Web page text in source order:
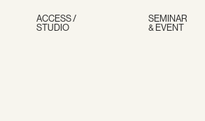
ACCESS /
STUDIO
SEMINAR
& EVENT